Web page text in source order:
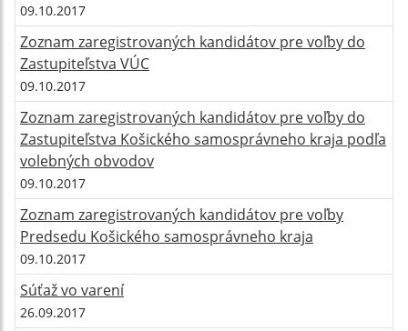
09.10.2017
Zoznam zaregistrovaných kandidátov pre voľby do
Zastupiteľstva VÚC
09.10.2017
Zoznam zaregistrovaných kandidátov pre voľby do
Zastupiteľstva Košického samosprávneho kraja podľa
volebných obvodov
09.10.2017
Zoznam zaregistrovaných kandidátov pre voľby
Predsedu Košického samosprávneho kraja
09.10.2017
Súťaž vo varení
26.09.2017